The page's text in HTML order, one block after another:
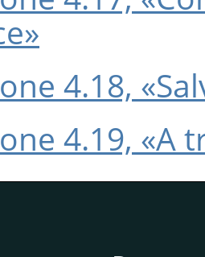
4.18,
4.19, «A